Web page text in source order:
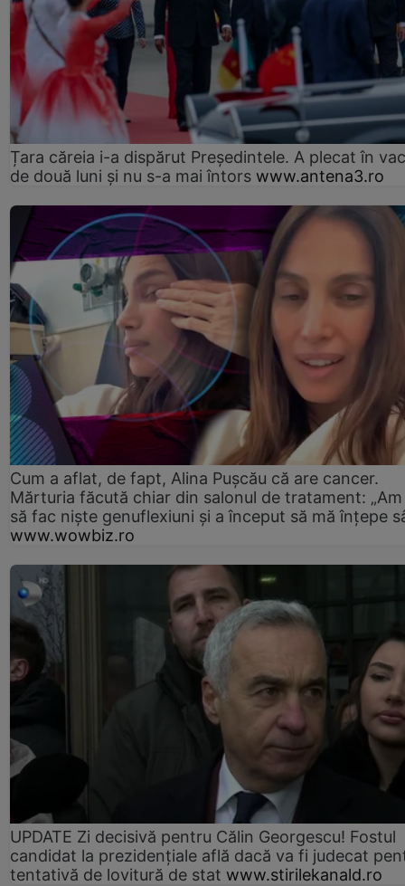
Țara căreia i-a dispărut Președintele. A plecat în
de două luni și nu s-a mai întors www.antena3.ro
Cum a aflat, de fapt, Alina Pușcău că are cancer.
Mărturia făcută chiar din salonul de tratament:
să fac niște genuflexiuni și a început să mă înțepe
www.wowbiz.ro
UPDATE Zi decisivă pentru Călin Georgescu! Fostul
candidat la prezidențiale află dacă va fi judecat
tentativă de lovitură de stat www.stirilekanald.ro